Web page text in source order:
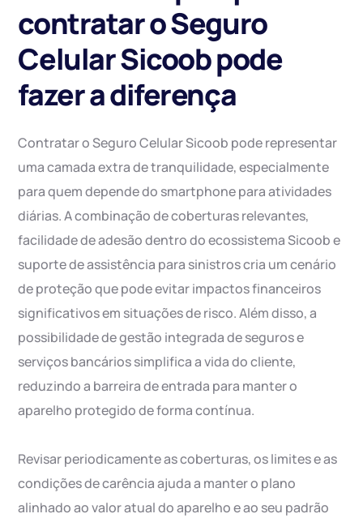
contratar o Seguro
Celular Sicoob pode
fazer a diferença
Contratar o Seguro Celular Sicoob pode representar
uma camada extra de tranquilidade, especialmente
para quem depende do smartphone para atividades
diárias. A combinação de coberturas relevantes,
facilidade de adesão dentro do ecossistema Sicoob e
suporte de assistência para sinistros cria um cenário
de proteção que pode evitar impactos financeiros
significativos em situações de risco. Além disso, a
possibilidade de gestão integrada de seguros e
serviços bancários simplifica a vida do cliente,
reduzindo a barreira de entrada para manter o
aparelho protegido de forma contínua.
Revisar periodicamente as coberturas, os limites e as
condições de carência ajuda a manter o plano
alinhado ao valor atual do aparelho e ao seu padrão